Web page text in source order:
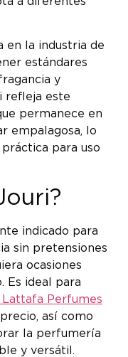
en la industria de
estándares
y
refleja este
permanece en
empalagosa, lo
para uso
indicado para
sin pretensiones
ocasiones
Es ideal para
Perfumes
así como
la perfumería
y versátil.